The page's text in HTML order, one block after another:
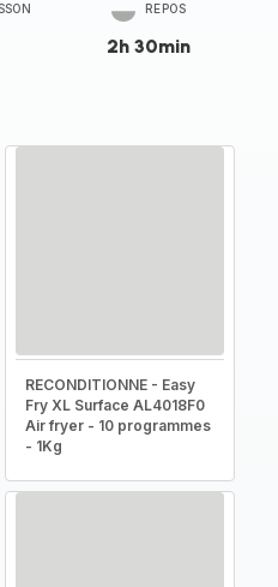
REPOS
2h 30min
RECONDITIONNE - Easy
Fry XL Surface AL4018F0
Air fryer - 10 programmes
- 1Kg